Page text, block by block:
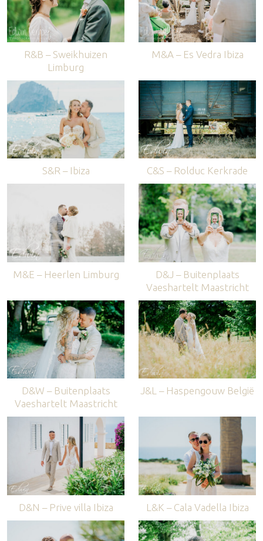
R&B – Sweikhuizen
Limburg
M&A – Es Vedra Ibiza
S&R – Ibiza C&S – Rolduc Kerkrade
M&E – Heerlen Limburg
D&J – Buitenplaats
Vaeshartelt Maastricht
D&W – Buitenplaats
Vaeshartelt Maastricht
J&L – Haspengouw België
D&N – Prive villa Ibiza L&K – Cala Vadella Ibiza